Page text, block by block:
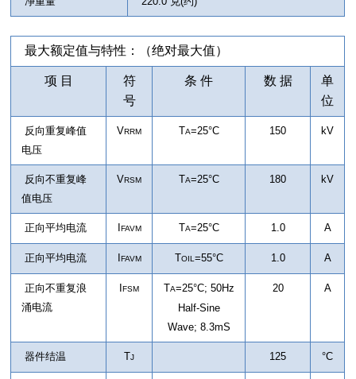
最大额定值与特性：（绝对最大值）
项 目
符
号
条 件 数 据
单
位
反向重复峰值
电压
VRRM TA=25°C 150 kV
反向不重复峰
值电压
VRSM TA=25°C 180 kV
正向平均电流 FAVM TA=25°C 1.0 A
正向平均电流 FAVM TOIL =55°C 1.0 A
正向不重复浪
涌电流
IFSM TA=25°C; 50Hz
Half-Sine
Wave; 8.3mS
20 A
器件结温 TJ 125 °C